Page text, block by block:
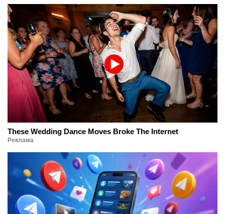
These Wedding Dance Moves Broke The Internet
Реклама